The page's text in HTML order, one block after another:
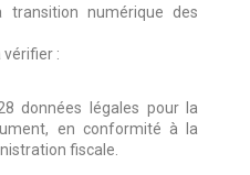
numérique des
:
données légales pour la
en conformité à la
fiscale.